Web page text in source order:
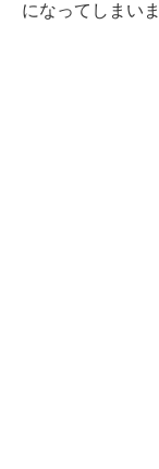
になってしまいま